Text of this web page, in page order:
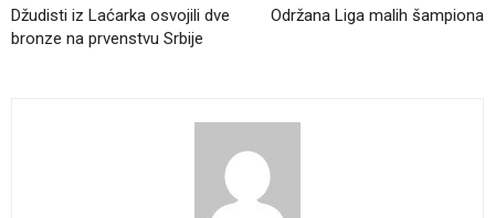
Džudisti iz Laćarka osvojili dve
bronze na prvenstvu Srbije
Održana Liga malih šampiona